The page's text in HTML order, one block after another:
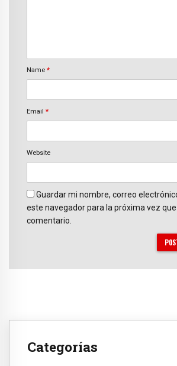
Name *
Email *
Website
Guardar mi nombre, correo
este navegador para la próxima vez
comentario.
Categorías